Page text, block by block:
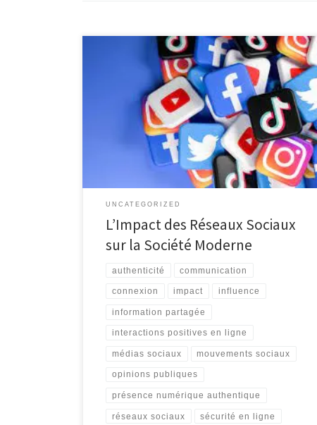
Les Réseaux Sociaux : Impact et Influence Les réseaux
sociaux ont révolutionné la manière dont nous
interagissons, partageons des informations et
communiquons avec le monde qui nous entoure. Que
ce soit pour rester en contact avec des amis et de la
famille, suivre l’actualité en temps réel ou promouvoir
UNCATEGORIZED
L’Impact des Réseaux Sociaux
sur la Société Moderne
authenticité communication
connexion impact influence
information partagée
interactions positives en ligne
médias sociaux mouvements sociaux
opinions publiques
présence numérique authentique
réseaux sociaux sécurité en ligne